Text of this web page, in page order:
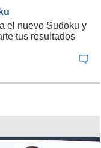
el nuevo Sudoku y
tus resultados